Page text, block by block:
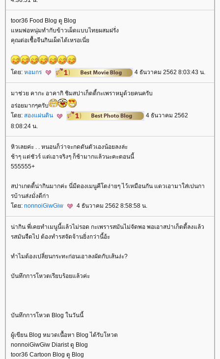
toor36 Food Blog ดู Blog
หมพ่อหนุ่มทำกับข้าวเผ็ดแบบไทยผสมฝรั่ง
คุณต่อเชื้อจีนกินเผ็ดได้เหรอเนี่
ดย: หอมกร 4 ธันวาคม 2562 8:03:43 น.
มาช่วย คากะ อาคากิ ชิมสปาเก็ตตี้กะเพราหมูด้วยคนครับ
อร่อยมากๆครับ
ดย: สองแผ่นดิน
4 ธันวาคม 2562
8:08:24 น.
หิวเลยค่ะ . . หนอนก็ว่าจะกดดันตัวเองน้อยลงล่ะ
ช้าๆ แต่ชัวร์ แต่เอาจริงๆ ก็ช้ามากแล้วนะคะตอนนี้
555555+
สปาเกตตี้น่ากินมากค่ะ นี่มีดองเมนูคีโตง่ายๆ ไว้เหมือนกัน แดวเอามาใส่เปนกา
รบ้านส่งมั่งดีก่า
ดย: nonnoiGiwGiw 4 ธันวาคม 2562 8:58:58 น.
น่ากิน พี่เคยทำเมนูนี้แล้วไม่รอด กะเพรารสมันไม่จัดพอ พอเอาสปาเก็ตตี้ลงแล้ว
รสมันจืดไป ต้องทำรสจัดจ้านยิ่งกว่านี้อ้ะ
ทำไมต้องเปลี่ยนกระทะก่อนเอาลงผัดกับเส้นง่ะ?
บันทึกการโหวตเรียบร้อยแล้วค่ะ
บันทึกการโหวต Blog ในวันนี้
ผู้เขียน Blog หมวดเนื้อหา Blog ได้รับโหวต
nonnoiGiwGiw Diarist ดู Blog
toor36 Cartoon Blog ดู Blog